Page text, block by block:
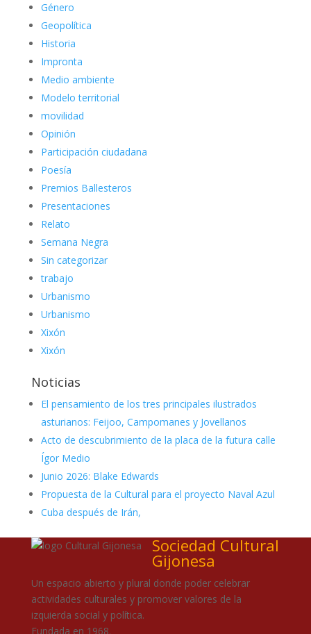
Género
Geopolítica
Historia
Impronta
Medio ambiente
Modelo territorial
movilidad
Opinión
Participación ciudadana
Poesía
Premios Ballesteros
Presentaciones
Relato
Semana Negra
Sin categorizar
trabajo
Urbanismo
Urbanismo
Xixón
Xixón
Noticias
El pensamiento de los tres principales ilustrados
asturianos: Feijoo, Campomanes y Jovellanos
Acto de descubrimiento de la placa de la futura calle
Ígor Medio
Junio 2026: Blake Edwards
Propuesta de la Cultural para el proyecto Naval Azul
Cuba después de Irán,
Sociedad Cultural
Gijonesa
Un espacio abierto y plural donde poder celebrar
actividades culturales y promover valores de la
izquierda social y política.
Fundada en 1968.